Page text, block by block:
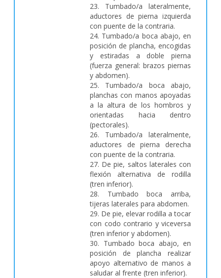
23. Tumbado/a lateralmente,
aductores de pierna izquierda
con puente de la contraria.
24. Tumbado/a boca abajo, en
posición de plancha, encogidas
y estiradas a doble pierna
(fuerza general: brazos piernas
y abdomen).
25. Tumbado/a boca abajo,
planchas con manos apoyadas
a la altura de los hombros y
orientadas hacia dentro
(pectorales).
26. Tumbado/a lateralmente,
aductores de pierna derecha
con puente de la contraria.
27. De pie, saltos laterales con
flexión alternativa de rodilla
(tren inferior).
28. Tumbado boca arriba,
tijeras laterales para abdomen.
29. De pie, elevar rodilla a tocar
con codo contrario y viceversa
(tren inferior y abdomen).
30. Tumbado boca abajo, en
posición de plancha realizar
apoyo alternativo de manos a
saludar al frente (tren inferior).